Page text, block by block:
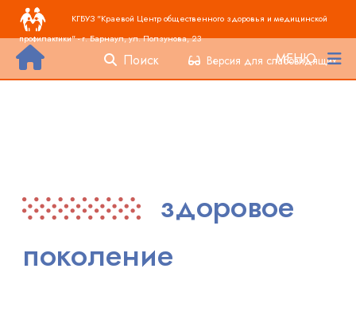
Перейти к основному содержанию
Основная навигация
КГБУЗ "Краевой Центр общественного здоровья и медицинской
профилактики" - г. Барнаул, ул. Ползунова, 23
Поиск Версия для слабовидящих
МЕНЮ
здоровое
поколение